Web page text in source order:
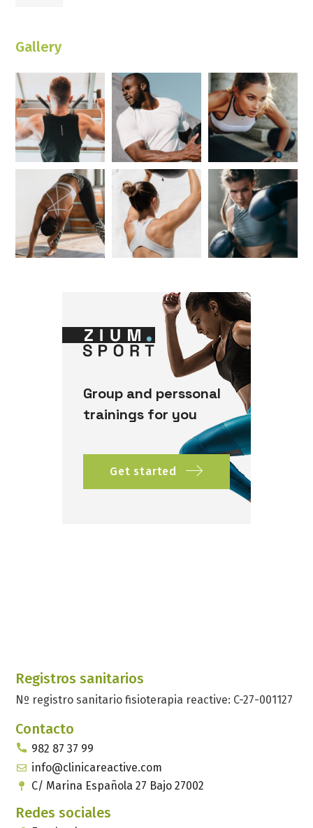
Gallery
Group and perssonal
trainings for you
Get started
Registros sanitarios
Nº registro sanitario fisioterapia reactive: C-27-001127
Contacto
982 87 37 99
info@clinicareactive.com
C/ Marina Española 27 Bajo 27002
Redes sociales